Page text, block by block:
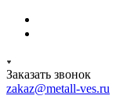
Заказать звонок
zakaz@metall-ves.ru